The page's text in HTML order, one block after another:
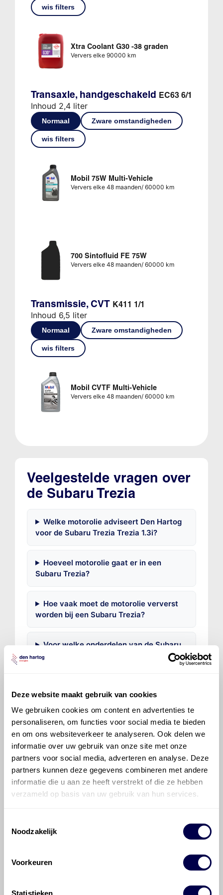
Deze website maakt gebruik van cookies
We gebruiken cookies om content en advertenties te
personaliseren, om functies voor social media te bieden
en om ons websiteverkeer te analyseren. Ook delen we
informatie over uw gebruik van onze site met onze
partners voor social media, adverteren en analyse. Deze
partners kunnen deze gegevens combineren met andere
informatie die u aan ze heeft verstrekt of die ze hebben
verzameld op basis van uw gebruik van hun services.
Noodzakelijk
Voorkeuren
Statistieken
wis filters
Xtra Coolant G30 -38 graden
Ververs elke 90000 km
Transaxle, handgeschakeld EC63 6/1
Inhoud 2,4 liter
Normaal Zware omstandigheden
wis filters
Mobil 75W Multi-Vehicle
Ververs elke 48 maanden/ 60000 km
700 Sintofluid FE 75W
Ververs elke 48 maanden/ 60000 km
Transmissie, CVT K411 1/1
Inhoud 6,5 liter
Normaal Zware omstandigheden
wis filters
Mobil CVTF Multi-Vehicle
Ververs elke 48 maanden/ 60000 km
Veelgestelde vragen over
de Subaru Trezia
Welke motorolie adviseert Den Hartog
voor de Subaru Trezia Trezia 1.3i?
Hoeveel motorolie gaat er in een
Subaru Trezia?
Hoe vaak moet de motorolie ververst
worden bij een Subaru Trezia?
Voor welke onderdelen van de Subaru
Trezia is productadvies beschikbaar?
©OlyslagerAlle rechten voorbehouden. Deze
informatie mag noch geheel noch gedeeltelijk worden
gereproduceerd, opgeslagen in een database of op
andere manieren worden overgedragen zonder
voorafgaande schriftelijke toestemming van Olyslager
Organisation B.V. Hoewel alles in het werk is gesteld
aansprakelijkheid aanvaard, anders dan waartoe een
wettelijke verplichting bestaat, voor schade of verlies
informatie. Door deze olieaanbevelingsinformatie te
raadplegen en te gebruiken erkent de gebruiker dat
om de vereiste onderhoudswerkzaamheden op een